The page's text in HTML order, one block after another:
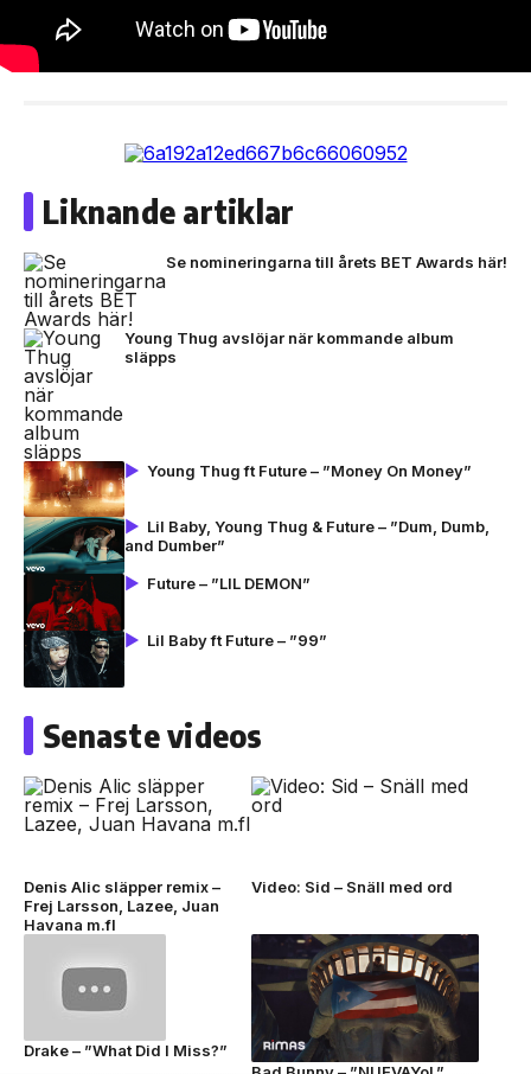
Liknande artiklar
Se nomineringarna till årets BET Awards här!
Young Thug avslöjar när kommande album
släpps
Young Thug ft Future – ”Money On Money”
Lil Baby, Young Thug & Future – ”Dum, Dumb,
and Dumber”
Future – ”LIL DEMON”
Lil Baby ft Future – ”99”
Senaste videos
Denis Alic släpper remix –
Frej Larsson, Lazee, Juan
Havana m.fl
Video: Sid – Snäll med ord
Drake – ”What Did I Miss?”